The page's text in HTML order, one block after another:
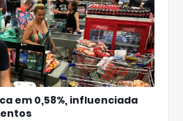
em 0,58%, influenciada